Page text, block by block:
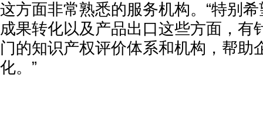
这方面非常熟悉的服务机构。“特别
成果转化以及产品出口这些方面，有
门的知识产权评价体系和机构，帮助
化。”